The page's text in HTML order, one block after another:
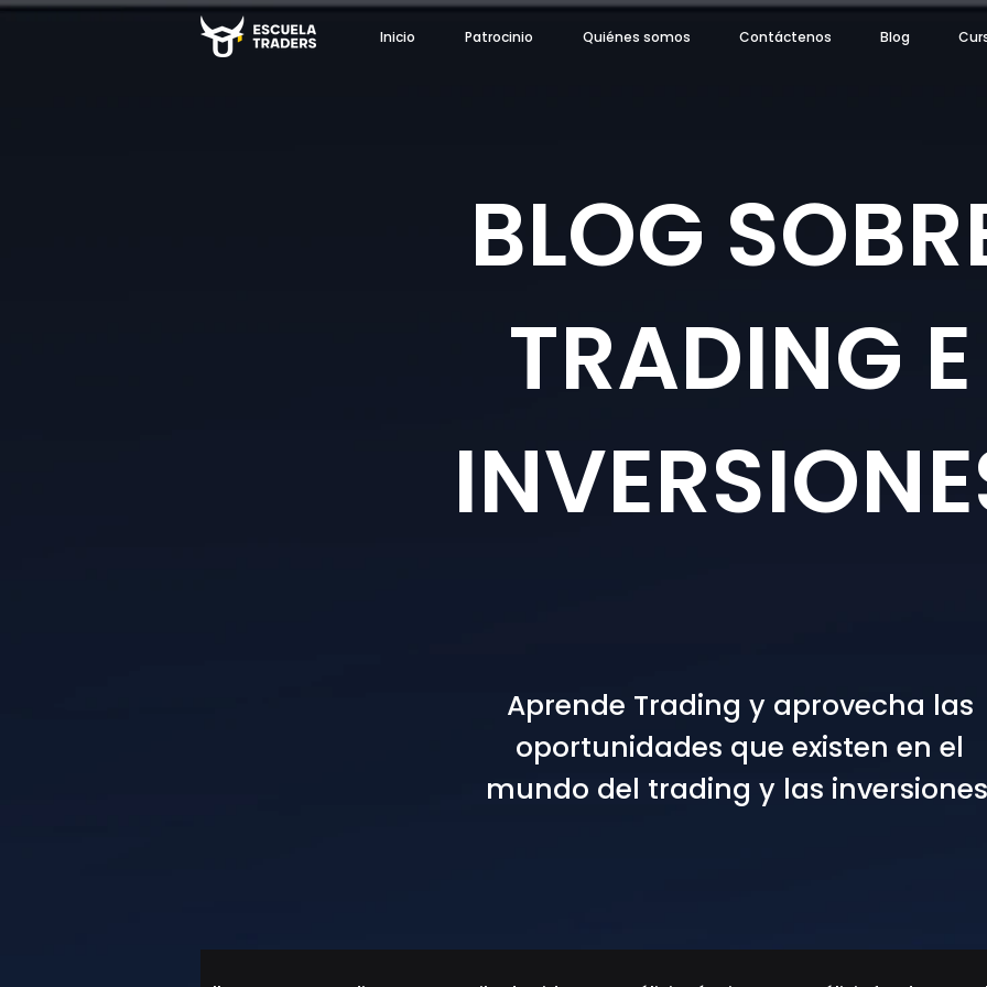
Inicio Patrocinio Quiénes somos Contáctenos Blog
BLOG
TRADING E
Aprende Trading y aprovecha las
oportunidades que existen en el
mundo del trading y las